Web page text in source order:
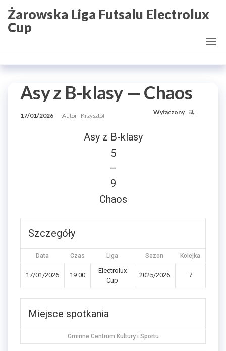
Przejdź
do
treści
Żarowska Liga Futsalu Electrolux
Cup
Asy z B-klasy — Chaos
17/01/2026 Autor Krzysztof Wyłączony
Asy z B-klasy
5
—
9
Chaos
Szczegóły
Data Czas Liga Sezon Kolejka
17/01/2026 19:00
Electrolux
Cup
2025/2026 7
Miejsce spotkania
Gminne Centrum Kultury i Sportu